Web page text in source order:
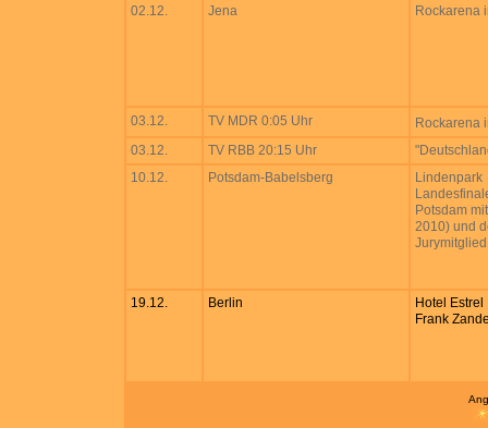
02.12.
Jena Rockarena
03.12. TV MDR 0:05 Uhr
Rockarena
03.12.
TV RBB 20:15 Uhr
10.12.
Potsdam-Babelsberg
Lindenpark
Potsdam
2010) und
Jurymitglied
19.12. Berlin
Hotel Estrel
Frank